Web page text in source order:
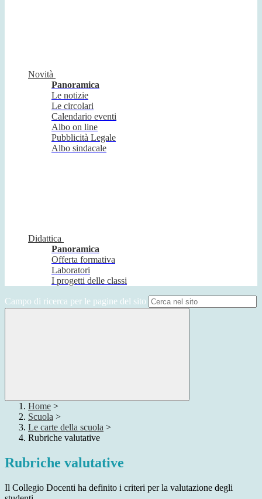
Novità
Panoramica
Le notizie
Le circolari
Calendario eventi
Albo on line
Pubblicità Legale
Albo sindacale
Didattica
Panoramica
Offerta formativa
Laboratori
I progetti delle classi
Campo di ricerca per le pagine del sito
Home >
Scuola >
Le carte della scuola >
Rubriche valutative
Rubriche valutative
Il Collegio Docenti ha definito i criteri per la valutazione degli